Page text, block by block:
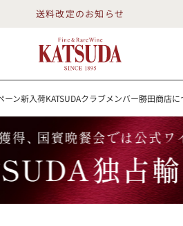
送料改定のお知らせ
ーン新入荷KATSUDAクラブメンバー勝田商店に
送料改定のお知らせ
新入荷KATSUDAクラブメンバー勝田商
スパークリング ロゼワイン